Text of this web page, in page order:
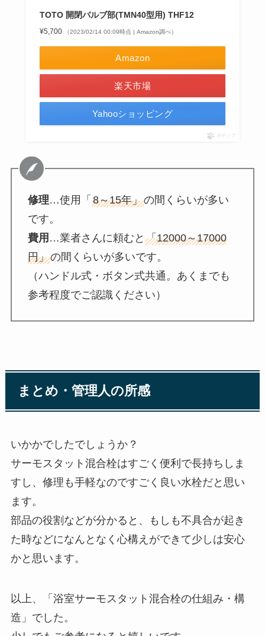
TOTO 開閉バルブ部(TMN40型用) THF12
¥5,700 （2023/02/14 00:09時点 | Amazon調べ）
Amazon
楽天市場
Yahooショッピング
ポチップ
修理…使用「 8～15年」の間くらいが多い
です。
費用 …業者さんに頼むと 「12000～17000
円」の間くらいが多いです。
（ハンドル式・ボタン式共通。あくまでも
参考程度でご認識ください）
まとめ・管理人の所感
いかかでしたでしょうか？
サーモスタット混合栓はすごく便利で長持ちしま
すし、修理も手軽なのですごく良い水栓だと思い
ます。
部品の役割などが分かると、もしも不具合が起き
た時などになんとなく心構えができて少しは安心
かと思います。
以上、「浴室サーモスタット混合栓の仕組み・構
造」でした。